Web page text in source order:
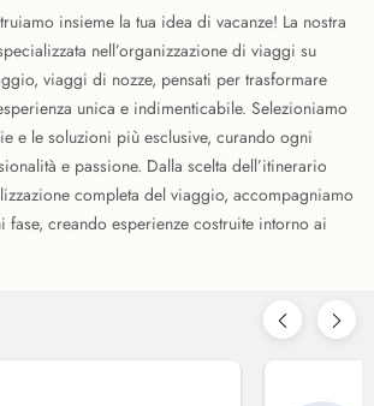
insieme la tua idea di vacanze! La nostra
nell’organizzazione di viaggi su
viaggi di nozze, pensati per trasformare
unica e indimenticabile. Selezioniamo
e le soluzioni più esclusive, curando ogni
e passione. Dalla scelta dell’itinerario
completa del viaggio, accompagniamo
creando esperienze costruite intorno ai